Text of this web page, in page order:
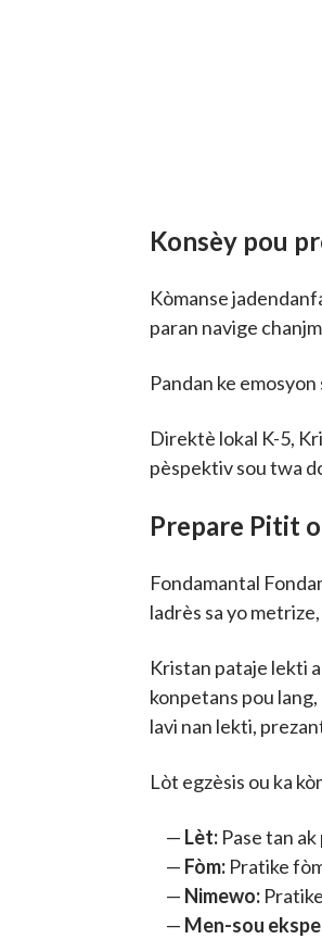
Konsèy pou
Kòmanse
paran navige
Pandan ke
Direktè lokal K-5,
pèspektiv sou twa
Prepare Pitit
Fondamantal
ladrès sa yo
Kristan pataje lekti
konpetans pou
lavi nan lekti,
Lòt egzèsis ou ka
Lèt: Pase tan
Fòm: Pratike
Nimewo:
Men-sou